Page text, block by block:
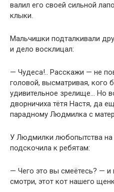
валил его своей сильной
клыки.
Мальчишки подталкивали
и дело восклицал:
— Чудеса!.. Расскажи — не
головой, высматривая, кого
удивительное зрелище… Но
дворничиха тётя Настя, да
парадному Людмилка с
У Людмилки любопытства на
подскочила к ребятам:
— Чего это вы смеётесь? —
смотри, этот кот нашего